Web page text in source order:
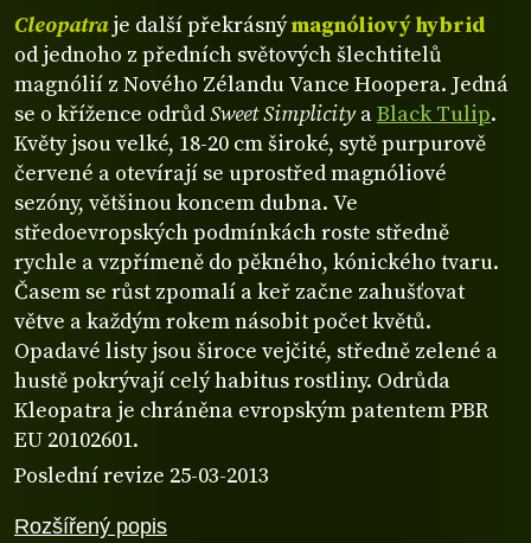
Rozšířený popis
Cleopatraje další překrásnýmagnóliový hybrid
od jednoho z předních světových šlechtitelů
magnólií z Nového Zélandu Vance Hoopera. Jedná
se o křížence odrůdSweet SimplicityaBlack Tulip.
Květy jsou velké, 18-20 cm široké, sytě purpurově
červené a otevírají se uprostřed magnóliové
sezóny, většinou koncem dubna. Ve
středoevropských podmínkách roste středně
rychle a vzpřímeně do pěkného, kónického tvaru.
Časem se růst zpomalí a keř začne zahušťovat
větve a každým rokem násobit počet květů.
Opadavé listy jsou široce vejčité, středně zelené a
hustě pokrývají celý habitus rostliny. Odrůda
Kleopatra je chráněna evropským patentem PBR
EU 20102601.
Poslední revize 25-03-2013